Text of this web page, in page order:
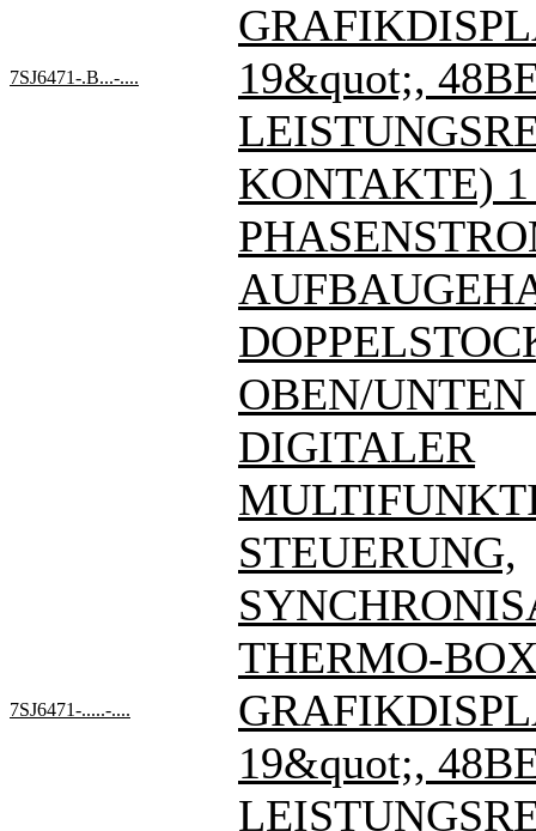
7SJ6471-.B...-....
19&quot;,
KONTAKTE)
OBEN/UNTEN
7SJ6471-.....-....
DIGITALER
STEUERUNG,
THERMO-
19&quot;,